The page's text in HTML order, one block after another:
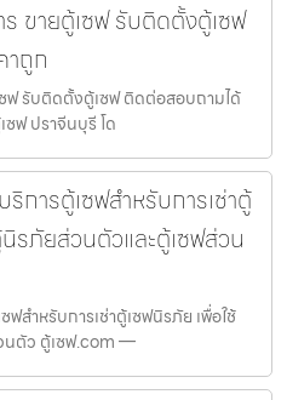
ขายตู้เซฟ รับติดตั้งตู้เซฟ
ถูก
ฟ รับติดตั้งตู้เซฟ ติดต่อสอบถามได้
ฟ ปราจีนบุรี โด
การตู้เซฟสำหรับการเช่าตู้
รภัยส่วนตัวและตู้เซฟส่วน
สำหรับการเช่าตู้เซฟนิรภัย เพื่อใช้
นตัว ตู้เซฟ.com —